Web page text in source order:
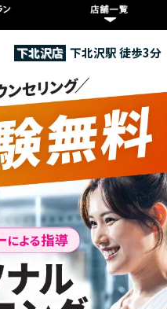
下北沢店 下北沢駅 徒歩3分